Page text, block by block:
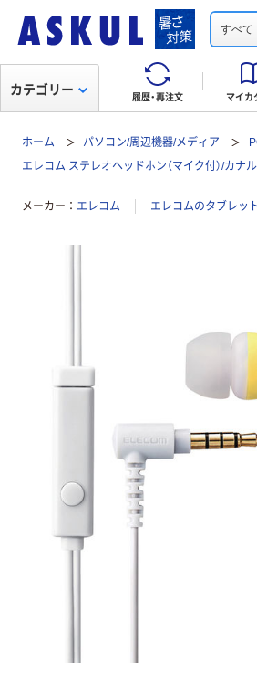
すべて
履歴・再注文 マイカ
カテゴリー
ホーム パソコン/周辺機器/メディア
エレコム ステレオヘッドホン（マイク付）/カナ
メーカー エレコム エレコムのタブレッ